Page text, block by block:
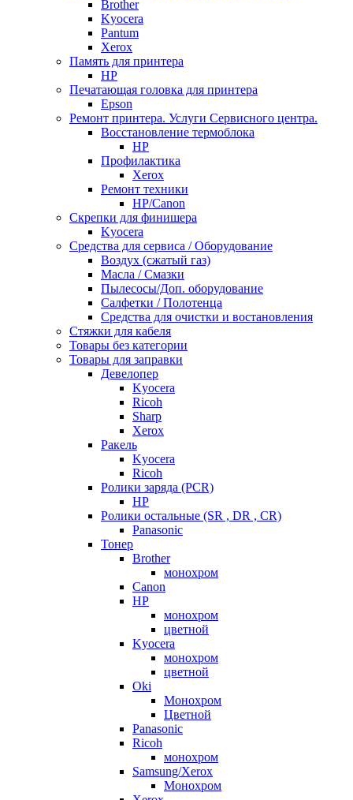
Brother
Kyocera
Pantum
Xerox
Память для принтера
HP
Печатающая головка для принтера
Epson
Ремонт принтера. Услуги Сервисного центра.
Восстановление термоблока
HP
Профилактика
Xerox
Ремонт техники
HP/Canon
Скрепки для финишера
Kyocera
Средства для сервиса / Оборудование
Воздух (сжатый газ)
Масла / Смазки
Пылесосы/Доп. оборудование
Салфетки / Полотенца
Средства для очистки и востановления
Стяжки для кабеля
Товары без категории
Товары для заправки
Девелопер
Kyocera
Ricoh
Sharp
Xerox
Ракель
Kyocera
Ricoh
Ролики заряда (PCR)
HP
Ролики остальные (SR , DR , CR)
Panasonic
Тонер
Brother
монохром
Canon
HP
монохром
цветной
Kyocera
монохром
цветной
Oki
Монохром
Цветной
Panasonic
Ricoh
монохром
Samsung/Xerox
Монохром